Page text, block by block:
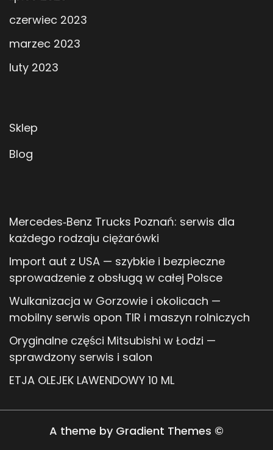
czerwiec 2023
marzec 2023
luty 2023
Sklep
Blog
Mercedes‑Benz Trucks Poznań: serwis dla
każdego rodzaju ciężarówki
Import aut z USA — szybkie i bezpieczne
sprowadzenie z obsługą w całej Polsce
Wulkanizacja w Gorzowie i okolicach —
mobilny serwis opon TIR i maszyn rolniczych
Oryginalne części Mitsubishi w Łodzi —
sprawdzony serwis i salon
ETJA OLEJEK LAWENDOWY 10 ML
A theme by Gradient Themes ©